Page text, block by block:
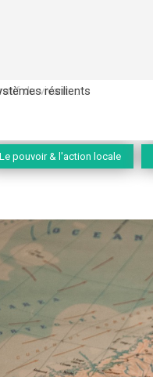
du vivant …
Le pouvoir & l'action locale